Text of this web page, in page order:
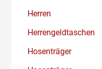
Herren
Herrengeldtaschen
Hosenträger